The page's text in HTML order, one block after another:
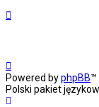
Powered byphpBB™
Polski pakiet